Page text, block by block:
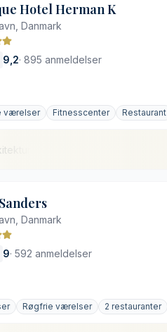
Hotel Herman K
Danmark
9,2· 895 anmeldelser
værelser Fitnesscenter Restaurant
største seværdigheder
Danmark
9· 592 anmeldelser
Røgfrie værelser 2 restauranter